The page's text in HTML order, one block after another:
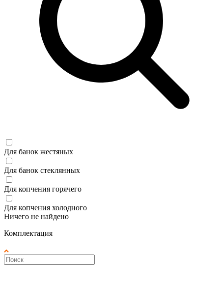
Для банок жестяных
Для банок стеклянных
Для копчения горячего
Для копчения холодного
Ничего не найдено
Комплектация